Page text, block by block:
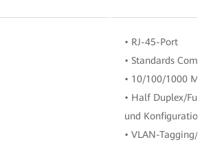
• RJ-45-Port
• Standards
• 10/100/1000
• Half Duplex/Full
und Konfiguration
• VLAN-Tagging/